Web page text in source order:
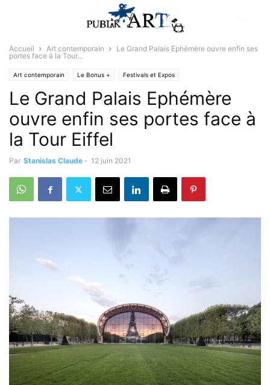
Accueil Art contemporain
Le Grand Palais Ephémère ouvre enfin ses
portes face à la Tour...
Art contemporain Le Bonus + Festivals et Expos
Le Grand Palais Ephémère
ouvre enfin ses portes face à
la Tour Eiffel
Par Stanislas Claude - 12 juin 2021